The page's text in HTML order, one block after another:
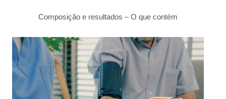
Composição e resultados – O que contém